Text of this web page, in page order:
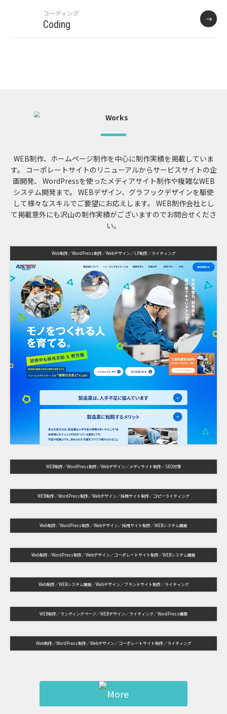
コーディング
Coding
WEB制作、ホームページ制作を中心に制作実績を掲載していま
す。
コーポレートサイトのリニューアルからサービスサイトの企
画開発、 WordPressを使ったメディアサイト制作や複雑なWEB
システム開発まで。 WEBデザイン、グラフックデザインを駆使
して様々なスキルでご要望にお応えします。 WEB制作会社とし
て掲載意外にも沢山の制作実績がございますのでお問合せくださ
い。
Web制作 WordPress制作 Webデザイン LP制作 ライティング
WEB制作 WordPress制作 Webデザイン メディサイト制作 SEO対策
WEB制作 WordPress制作 Webデザイン 採用サイト制作 コピーライティング
Web制作 WordPress制作 Webデザイン 採用サイト制作 WEBシステム開発
Web制作 WordPress制作 Webデザイン コーポレートサイト制作 WEBシステム開発
Web制作 WEBシステム開発 Webデザイン ブランドサイト制作 ライティング
WEB制作 ランディングページ WEBデザイン ライティング WordPress構築
Web制作 WordPress制作 Webデザイン コーポレートサイト制作 ライティング